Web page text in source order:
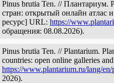
Pinus brutia Ten. // Плантариум.
стран: открытый онлайн атлас
ресурс] URL: https://
обращения: 08.08.2026).
Pinus brutia Ten. // Plantarium.
countries: open online galleries
https://www.plantarium.ru/lang/
2026).